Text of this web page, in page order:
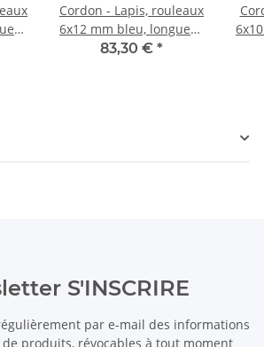
Cordon - Lapis, rouleaux
6x12 mm bleu, longueur
40 cm /2062
83,30 € *
S'INSCRIRE
par e-mail des informations
produits, révocables à tout moment